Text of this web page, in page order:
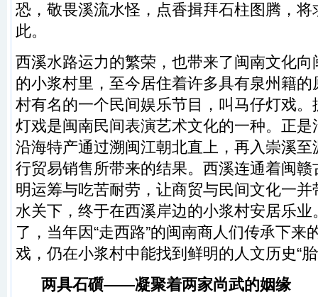
恐，敬畏溪流水怪，点香揖拜石柱图腾，
此。
西溪水路运力的繁荣，也带来了闽南文化
的小浆村里，至今居住着许多具有泉州籍
村有名的一个民间娱乐节目，叫马仔灯戏
灯戏是闽南民间表演艺术文化的一种。正
沿海特产通过溯闽江朝北直上，再入崇溪
行贸易销售所带来的结果。西溪连通着闽
明运筹与吃苦耐劳，让商贸与民间文化一
水关下，终于在西溪岸边的小浆村安居乐
了，当年因“走西路”的闽南商人们传承下来
戏，仍在小浆村中能找到鲜明的人文历史“
两具石礩——凝聚着两家尚武的姻缘